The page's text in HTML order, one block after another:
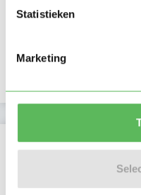
Statistieken
Marketing
Telefoonnummer is
Locatie